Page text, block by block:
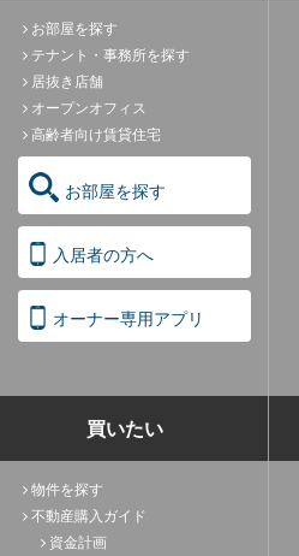
お部屋を探す
テナント・事務所を探す
居抜き店舗
オープンオフィス
高齢者向け賃貸住宅
お部屋を探す
入居者の方へ
オーナー専用アプリ
買いたい
物件を探す
不動産購入ガイド
資金計画